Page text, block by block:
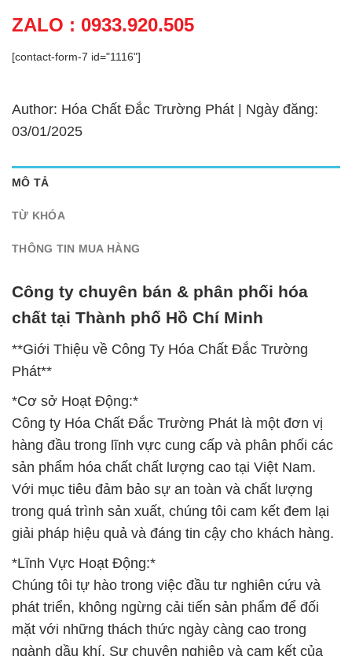
ZALO : 0933.920.505
[contact-form-7 id="1116"]
Author: Hóa Chất Đắc Trường Phát | Ngày đăng:
03/01/2025
MÔ TẢ
TỪ KHÓA
THÔNG TIN MUA HÀNG
Công ty chuyên bán & phân phối hóa
chất tại Thành phố Hồ Chí Minh
**Giới Thiệu về Công Ty Hóa Chất Đắc Trường
Phát**
*Cơ sở Hoạt Động:*
Công ty Hóa Chất Đắc Trường Phát là một đơn vị
hàng đầu trong lĩnh vực cung cấp và phân phối các
sản phẩm hóa chất chất lượng cao tại Việt Nam.
Với mục tiêu đảm bảo sự an toàn và chất lượng
trong quá trình sản xuất, chúng tôi cam kết đem lại
giải pháp hiệu quả và đáng tin cậy cho khách hàng.
*Lĩnh Vực Hoạt Động:*
Chúng tôi tự hào trong việc đầu tư nghiên cứu và
phát triển, không ngừng cải tiến sản phẩm để đối
mặt với những thách thức ngày càng cao trong
ngành dầu khí. Sự chuyên nghiệp và cam kết của